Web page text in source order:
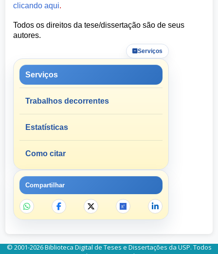
clicando aqui.
Todos os direitos da tese/dissertação são de seus
autores.
Serviços
Serviços
Trabalhos decorrentes
Estatísticas
Como citar
Compartilhar
© 2001-2026 Biblioteca Digital de Teses e Dissertações da USP. Todos